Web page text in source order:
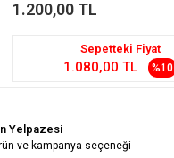
1.200,00 TL
Sepetteki Fiyat
1.080,00 TL %10
Yelpazesi
ve kampanya seçeneği